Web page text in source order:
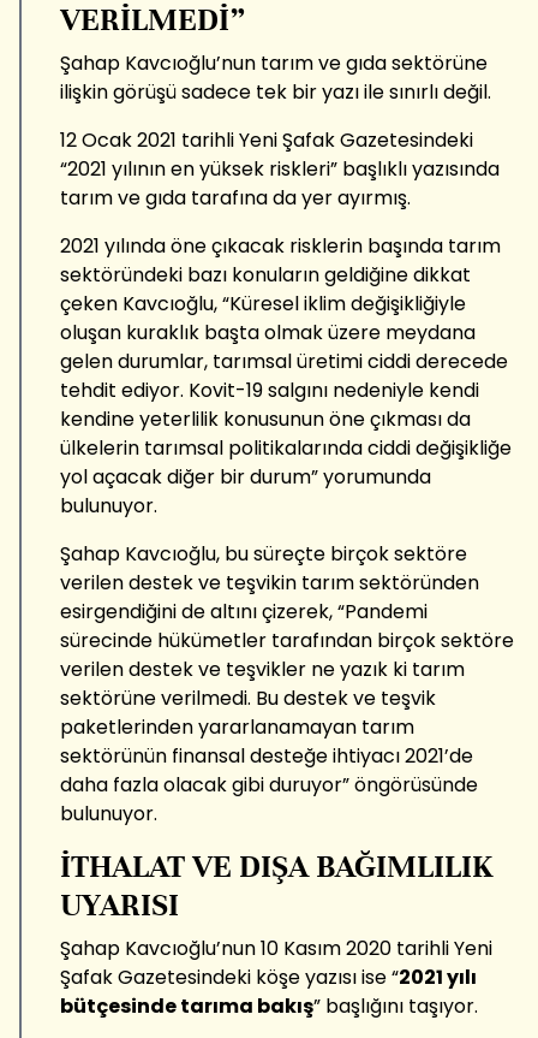
VERİLMEDİ”
Şahap Kavcıoğlu’nun tarım ve gıda sektörüne
ilişkin görüşü sadece tek bir yazı ile sınırlı değil.
12 Ocak 2021 tarihli Yeni Şafak Gazetesindeki
“2021 yılının en yüksek riskleri” başlıklı yazısında
tarım ve gıda tarafına da yer ayırmış.
2021 yılında öne çıkacak risklerin başında tarım
sektöründeki bazı konuların geldiğine dikkat
çeken Kavcıoğlu, “Küresel iklim değişikliğiyle
oluşan kuraklık başta olmak üzere meydana
gelen durumlar, tarımsal üretimi ciddi derecede
tehdit ediyor. Kovit-19 salgını nedeniyle kendi
kendine yeterlilik konusunun öne çıkması da
ülkelerin tarımsal politikalarında ciddi değişikliğe
yol açacak diğer bir durum” yorumunda
bulunuyor.
Şahap Kavcıoğlu, bu süreçte birçok sektöre
verilen destek ve teşvikin tarım sektöründen
esirgendiğini de altını çizerek, “Pandemi
sürecinde hükümetler tarafından birçok sektöre
verilen destek ve teşvikler ne yazık ki tarım
sektörüne verilmedi. Bu destek ve teşvik
paketlerinden yararlanamayan tarım
sektörünün finansal desteğe ihtiyacı 2021’de
daha fazla olacak gibi duruyor” öngörüsünde
bulunuyor.
İTHALAT VE DIŞA BAĞIMLILIK
UYARISI
Şahap Kavcıoğlu’nun 10 Kasım 2020 tarihli Yeni
Şafak Gazetesindeki köşe yazısı ise “2021 yılı
bütçesinde tarıma bakış” başlığını taşıyor.